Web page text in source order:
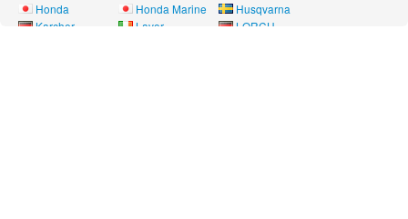
Honda
Honda Marine
Husqvarna
Karcher
Lavor
LORCH